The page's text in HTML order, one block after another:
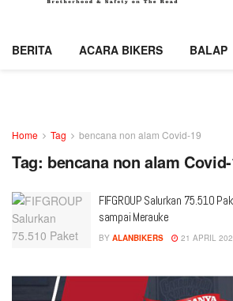
BERITA ACARA BIKERS BALAP
Home Tag bencana non alam Covid-19
Tag: bencana non alam
FIFGROUP Salurkan 75.510
sampai Merauke
BY ALANBIKERS 21 APRIL